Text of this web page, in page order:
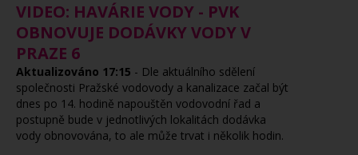
VIDEO: HAVÁRIE VODY - PVK
OBNOVUJE DODÁVKY VODY V
PRAZE 6
Aktualizováno 17:15 - Dle aktuálního sdělení
společnosti Pražské vodovody a kanalizace začal být
dnes po 14. hodině napouštěn vodovodní řad a
postupně bude v jednotlivých lokalitách dodávka
vody obnovována, to ale může trvat i několik hodin.